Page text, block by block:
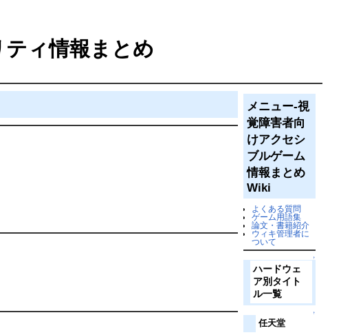
ィ情報まとめ
メニュー-視
覚障害者向
けアクセシ
ブルゲーム
情報まとめ
Wiki
よくある質問
ゲーム用語集
論文・書籍紹介
ウィキ管理者に
ついて
↑
ハードウェ
ア別タイト
ル一覧
↑
任天堂